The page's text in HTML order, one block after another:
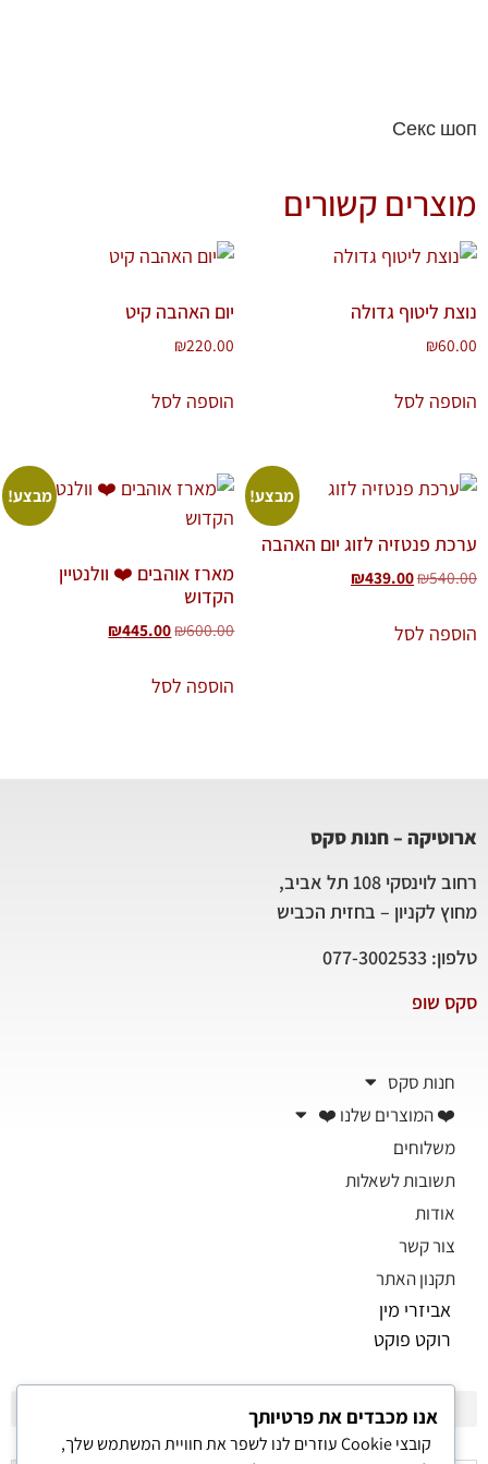
Секс шоп
מוצרים קשורים
נוצת ליטוף גדולה
₪60.00
הוספה לסל
יום האהבה קיט
₪220.00
הוספה לסל
מבצע!
ערכת פנטזיה לזוג יום האהבה
₪540.00
₪439.00
הוספה לסל
מבצע!
מארז אוהבים ❤️ וולנטיין
הקדוש
₪600.00
₪445.00
הוספה לסל
ארוטיקה – חנות סקס
רחוב לוינסקי 108 תל אביב,
מחוץ לקניון – בחזית הכביש
טלפון: 077-3002533
סקס שופ
חנות סקס
❤️ המוצרים שלנו ❤️
משלוחים
תשובות לשאלות
אודות
צור קשר
תקנון האתר
אביזרי מין
רוקט פוקט
אנו מכבדים את פרטיותך
קובצי Cookie עוזרים לנו לשפר את חוויית המשתמש שלך,